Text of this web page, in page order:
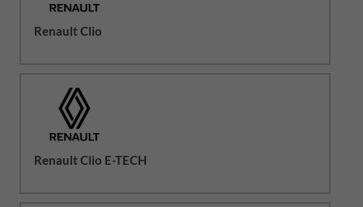
Renault Clio
Renault Clio E-TECH